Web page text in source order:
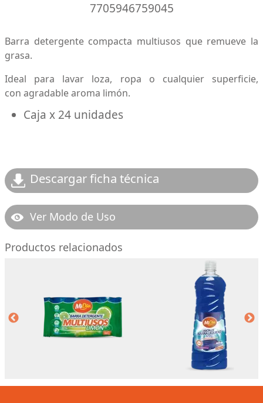
7705946759045
Barra detergente compacta multiusos que remueve la
grasa.
Ideal para lavar loza, ropa o cualquier superficie,
con agradable aroma limón.
Caja x 24 unidades
Descargar ficha técnica
Ver Modo de Uso
Productos relacionados